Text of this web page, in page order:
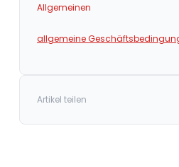
Allgemeinen
allgemeine
Artikel teilen